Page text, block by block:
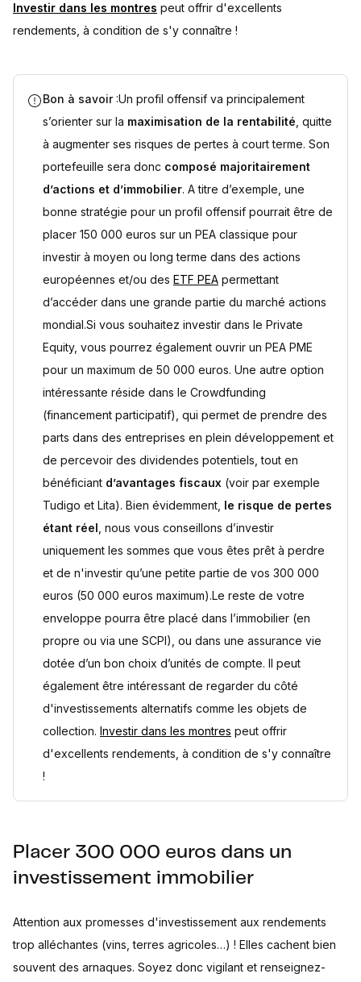
Investir dans les montres peut offrir d'excellents
rendements, à condition de s'y connaître !
Bon à savoir :Un profil offensif va principalement
s’orienter sur la maximisation de la rentabilité , quitte
à augmenter ses risques de pertes à court terme. Son
portefeuille sera donc composé majoritairement
d’actions et d’immobilier. A titre d’exemple, une
bonne stratégie pour un profil offensif pourrait être de
placer 150 000 euros sur un PEA classique pour
investir à moyen ou long terme dans des actions
européennes et/ou des ETF PEA permettant
d’accéder dans une grande partie du marché actions
mondial.Si vous souhaitez investir dans le Private
Equity, vous pourrez également ouvrir un PEA PME
pour un maximum de 50 000 euros. Une autre option
intéressante réside dans le Crowdfunding
(financement participatif), qui permet de prendre des
parts dans des entreprises en plein développement et
de percevoir des dividendes potentiels, tout en
bénéficiant d’avantages fiscaux (voir par exemple
Tudigo et Lita). Bien évidemment, le risque de pertes
étant réel , nous vous conseillons d’investir
uniquement les sommes que vous êtes prêt à perdre
et de n'investir qu’une petite partie de vos 300 000
euros (50 000 euros maximum).Le reste de votre
enveloppe pourra être placé dans l’immobilier (en
propre ou via une SCPI), ou dans une assurance vie
dotée d’un bon choix d’unités de compte. Il peut
également être intéressant de regarder du côté
d'investissements alternatifs comme les objets de
collection. Investir dans les montres peut offrir
d'excellents rendements, à condition de s'y connaître
!
Placer 300 000 euros dans un
investissement immobilier
Attention aux promesses d'investissement aux rendements
trop alléchantes (vins, terres agricoles…) ! Elles cachent bien
souvent des arnaques. Soyez donc vigilant et renseignez-